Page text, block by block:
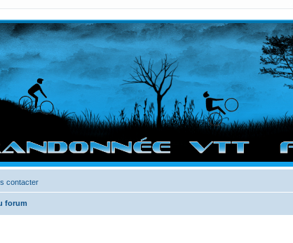
pédestre de Bretagne . Bonne navigation sur le site et bonnes randos dans l'Ouest !
contacter
forum